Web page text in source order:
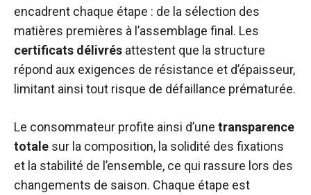
encadrent chaque étape : de la sélection des
matières premières à l’assemblage final. Les
certificats délivrés attestent que la structure
répond aux exigences de résistance et d’épaisseur,
limitant ainsi tout risque de défaillance prématurée.
Le consommateur profite ainsi d’une transparence
totale sur la composition, la solidité des fixations
et la stabilité de l’ensemble, ce qui rassure lors des
changements de saison. Chaque étape est